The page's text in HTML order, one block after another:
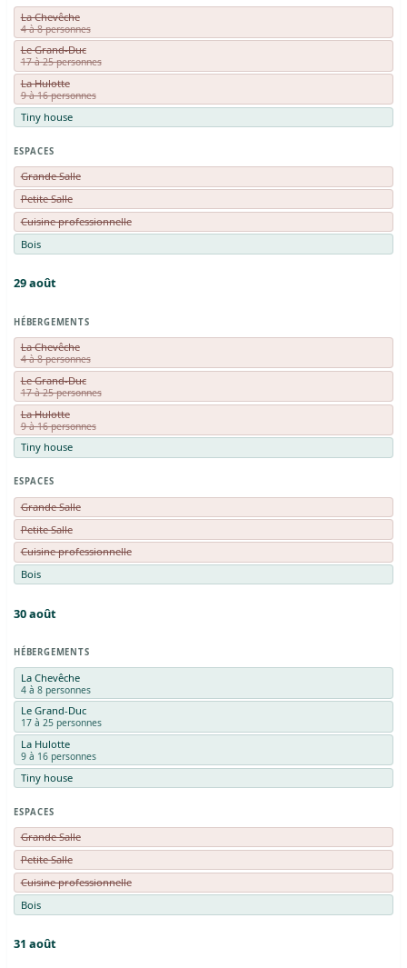
La Chevêche
4 à 8 personnes
Le Grand-Duc
17 à 25 personnes
La Hulotte
9 à 16 personnes
Tiny house
ESPACES
Grande Salle
Petite Salle
Cuisine professionnelle
Bois
29août
HÉBERGEMENTS
La Chevêche
4 à 8 personnes
Le Grand-Duc
17 à 25 personnes
La Hulotte
9 à 16 personnes
Tiny house
ESPACES
Grande Salle
Petite Salle
Cuisine professionnelle
Bois
30août
HÉBERGEMENTS
La Chevêche
4 à 8 personnes
Le Grand-Duc
17 à 25 personnes
La Hulotte
9 à 16 personnes
Tiny house
ESPACES
Grande Salle
Petite Salle
Cuisine professionnelle
Bois
31août